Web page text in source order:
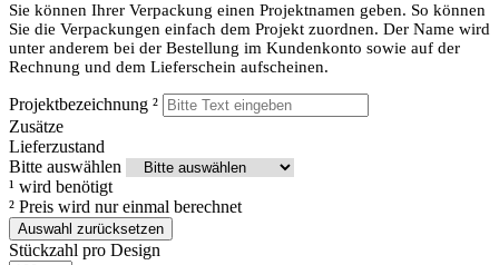
Sie können Ihrer Verpackung einen Projektnamen geben. So können
Sie die Verpackungen einfach dem Projekt zuordnen. Der Name wird
unter anderem bei der Bestellung im Kundenkonto sowie auf der
Rechnung und dem Lieferschein aufscheinen.
Projektbezeichnung ²
Zusätze
Lieferzustand
Bitte auswählen
¹ wird benötigt
² Preis wird nur einmal berechnet
Auswahl zurücksetzen
Stückzahl pro Design